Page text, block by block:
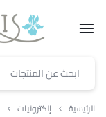
الرئيسية إلكترونيات